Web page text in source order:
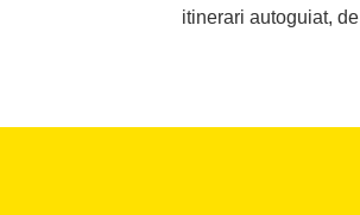
itinerari autoguiat,